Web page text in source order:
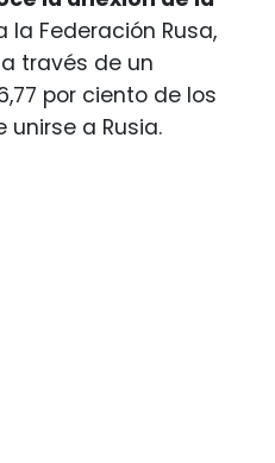
la Federación Rusa,
través de un
por ciento de los
a Rusia.